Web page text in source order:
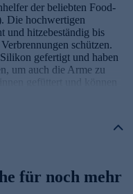
der beliebten Food-
Die hochwertigen
und hitzebeständig bis
schützen.
gefertigt und haben
um auch die Arme zu
gefüttert und können
werden. Die
für noch mehr